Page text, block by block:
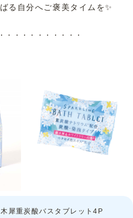
る自分へご褒美タイムを✨
・・・・・・・・・・
犀重炭酸バスタブレット4P